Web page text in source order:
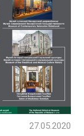
27.05.2020